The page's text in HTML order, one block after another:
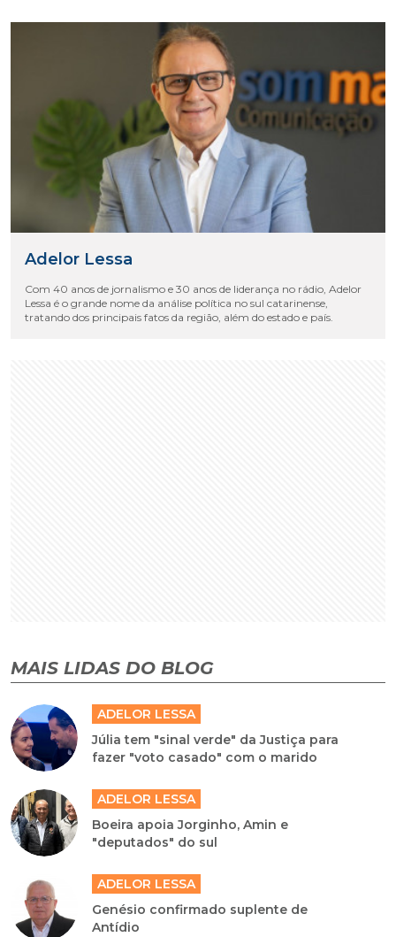
Adelor Lessa
Com 40 anos de jornalismo e 30 anos de liderança no rádio, Adelor
Lessa é o grande nome da análise política no sul catarinense,
tratando dos principais fatos da região, além do estado e país.
MAIS LIDAS DO BLOG
ADELOR LESSA
Júlia tem "sinal verde" da Justiça para
fazer "voto casado" com o marido
ADELOR LESSA
Boeira apoia Jorginho, Amin e
"deputados" do sul
ADELOR LESSA
Genésio confirmado suplente de
Antídio